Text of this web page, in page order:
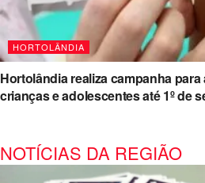
HORTOLÂNDIA
Hortolândia realiza campanha
crianças e adolescentes até 1º de
NOTÍCIAS DA REGIÃO